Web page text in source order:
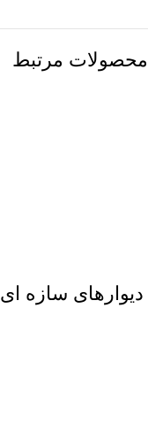
محصولات مرتبط
دیوارهای سازه ای